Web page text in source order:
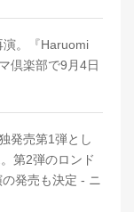
演。『Haruomi
倶楽部で9月4日
発売第1弾とし
第2弾のロンド
発売も決定 - ニ